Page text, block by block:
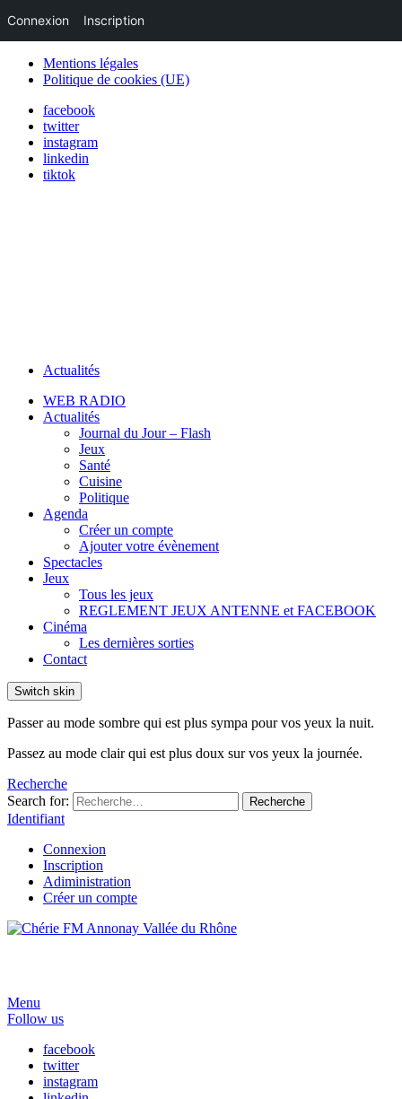
Mentions légales
Politique de cookies (UE)
facebook
twitter
instagram
linkedin
tiktok
Actualités
WEB RADIO
Actualités
Journal du Jour – Flash
Jeux
Santé
Cuisine
Politique
Agenda
Créer un compte
Ajouter votre évènement
Spectacles
Jeux
Tous les jeux
REGLEMENT JEUX ANTENNE et FACEBOOK
Cinéma
Les dernières sorties
Contact
Switch skin
Passer au mode sombre qui est plus sympa pour vos yeux la nuit.
Passez au mode clair qui est plus doux sur vos yeux la journée.
Recherche
Search for:
Recherche
Identifiant
Connexion
Inscription
Adiministration
Créer un compte
Menu
Follow us
facebook
twitter
instagram
Connexion Inscription